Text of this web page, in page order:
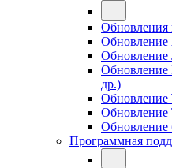
Обновления
Обновление
Обновление
Обновление
др.)
Обновление
Обновление
Обновление
Программная